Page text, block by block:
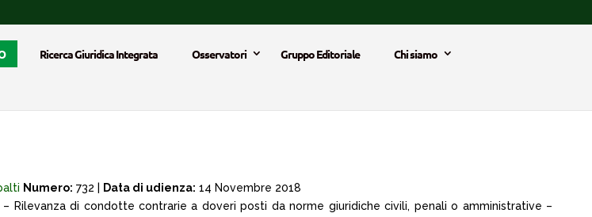
Ricerca Giuridica Integrata Osservatori Gruppo Editoriale
Chi siamo
Numero: 732 | Data di udienza: 14 Novembre 2018
Rilevanza di condotte contrarie a doveri posti da norme giuridiche civili, penali o amministrative –